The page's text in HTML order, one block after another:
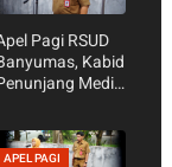
Pagi RSUD
Kabid
Medis
APEL PAGI